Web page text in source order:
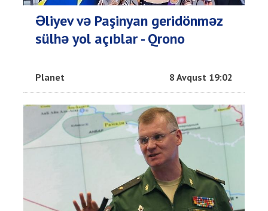
Əliyev və Paşinyan geridönməz
sülhə yol açıblar - Qrono
Planet 8 Avqust 19:02